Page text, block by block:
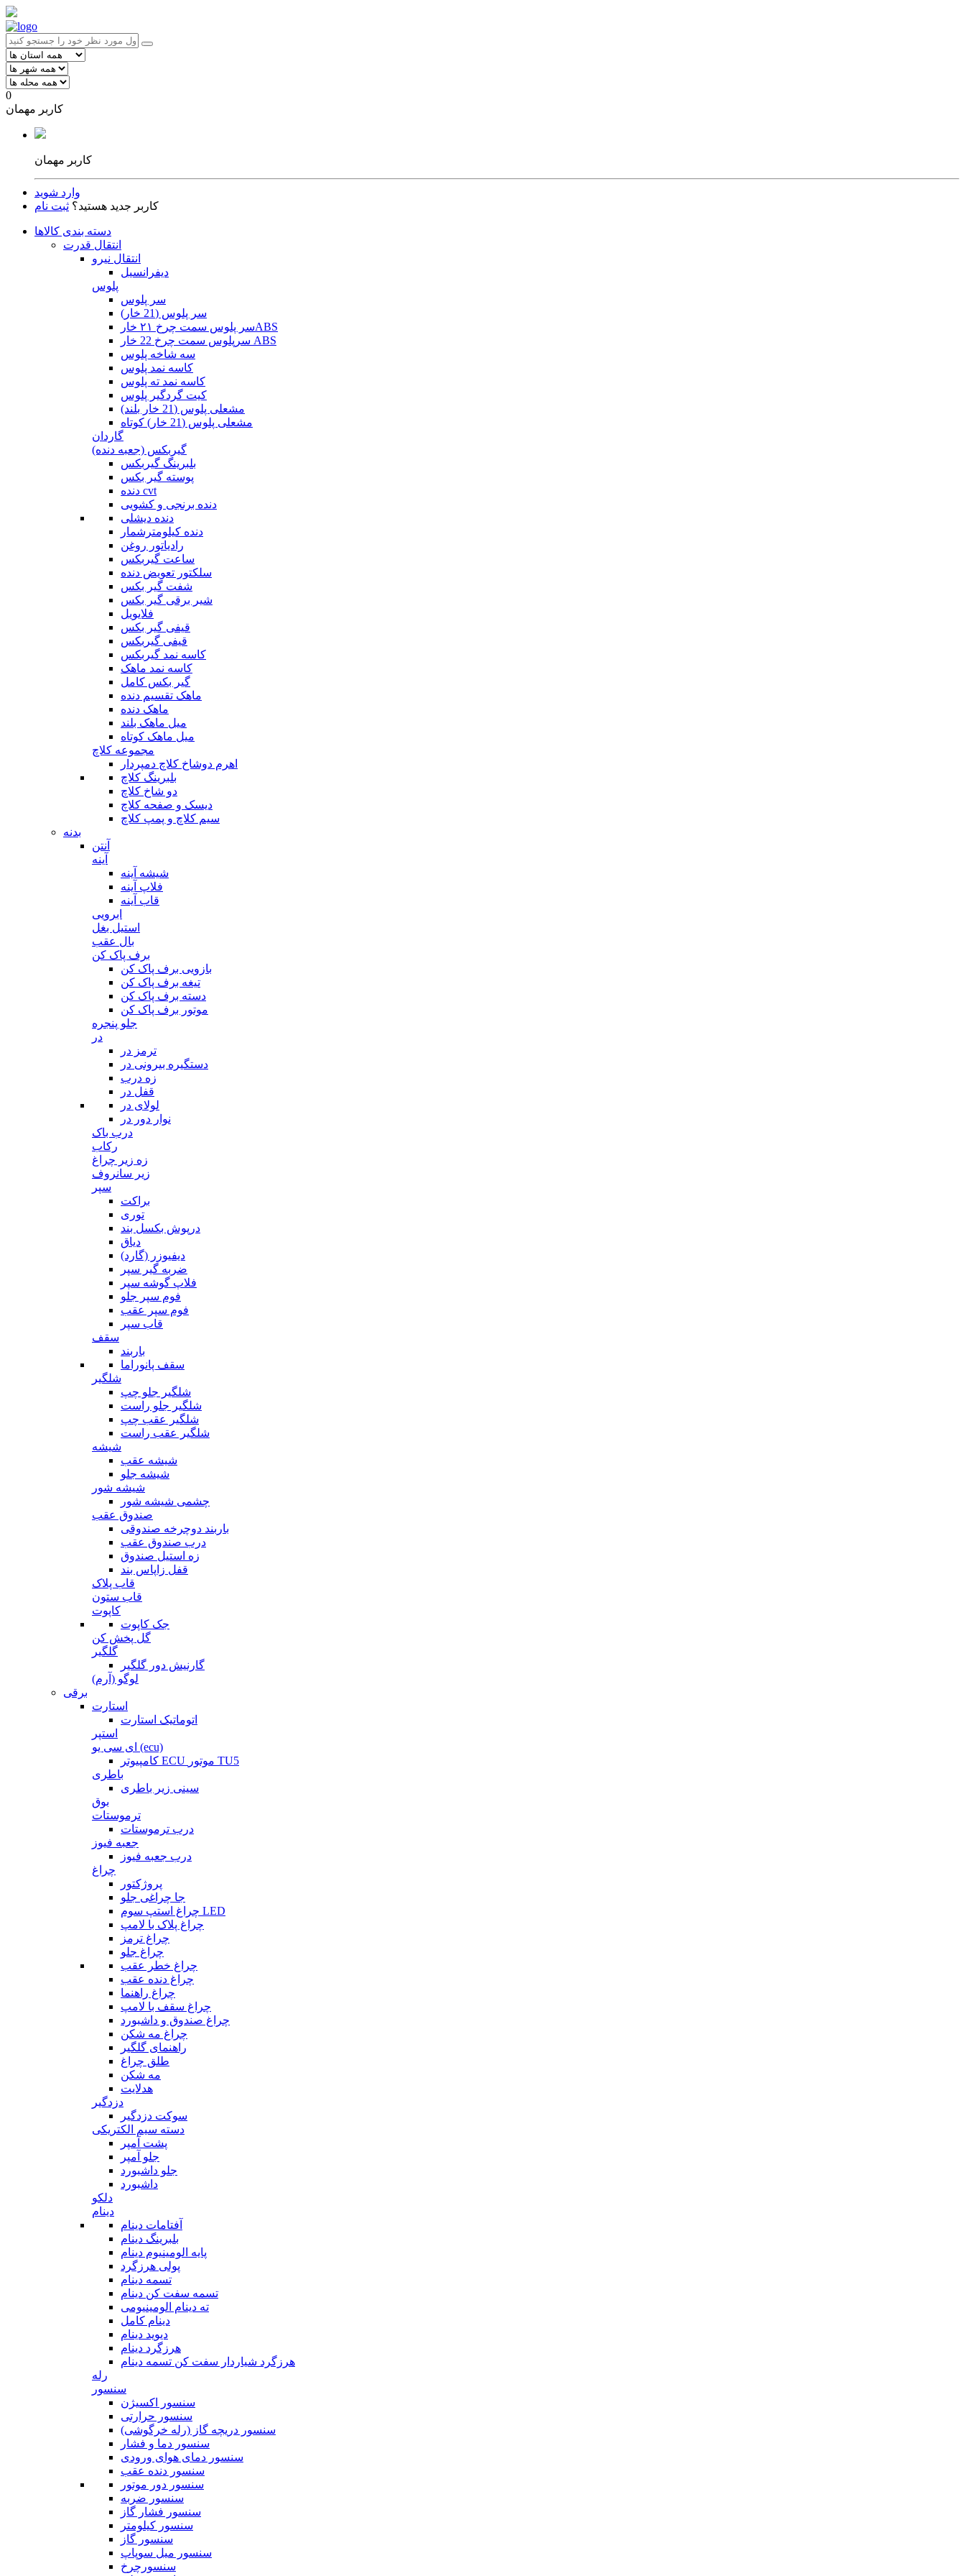
0
کاربر مهمان
کاربر مهمان
وارد شوید
کاربر جدید هستید؟ ثبت نام
دسته بندی کالاها
انتقال قدرت
انتقال نیرو
دیفرانسیل
پلوس
سر پلوس
سر پلوس (21 خار)
سر پلوس سمت چرخ ۲۱ خارABS
سرپلوس سمت چرخ 22 خار ABS
سه شاخه پلوس
کاسه نمد پلوس
کاسه نمد ته پلوس
کیت گردگیر پلوس
مشعلی پلوس (21 خار بلند)
مشعلی پلوس (21 خار) کوتاه
گاردان
گیربکس (جعبه دنده)
بلبرینگ گیربکس
پوسته گیر بکس
دنده cvt
دنده برنجی و کشویی
دنده دیشلی
دنده کیلومترشمار
رادیاتور روغن
ساعت گیربکس
سلکتور تعویض دنده
شفت گیر بکس
شیر برقی گیر بکس
فلایویل
قیفی گیر بکس
قیفی گیربکس
کاسه نمد گیربکس
کاسه نمد ماهک
گیر بکس کامل
ماهک تقسیم دنده
ماهک دنده
میل ماهک بلند
میل ماهک کوتاه
مجموعه کلاچ
اهرم دوشاخ کلاچ دمپردار
بلبرینگ کلاچ
دو شاخ کلاچ
دیسک و صفحه کلاچ
سیم کلاچ و پمپ کلاچ
بدنه
آنتن
آینه
شیشه آینه
فلاپ آینه
قاب آینه
ابرویی
استیل بغل
بال عقب
برف پاک کن
بازویی برف پاک کن
تیغه برف پاک کن
دسته برف پاک کن
موتور برف پاک کن
جلو پنجره
در
ترمز در
دستگیره بیرونی در
زه درب
قفل در
لولای در
نوار دور در
درب باک
رکاب
زه زیر چراغ
زیر سانروف
سپر
براکت
توری
درپوش بکسل بند
دیاق
دیفیوزر (گارد)
ضربه گیر سپر
فلاپ گوشه سپر
فوم سپر جلو
فوم سپر عقب
قاب سپر
سقف
باربند
سقف پانوراما
شلگیر
شلگیر جلو چپ
شلگیر جلو راست
شلگیر عقب چپ
شلگیر عقب راست
شیشه
شیشه عقب
شیشه جلو
شیشه شور
چشمی شیشه شور
صندوق عقب
باربند دوچرخه صندوقی
درب صندوق عقب
زه استیل صندوق
قفل زاپاس بند
قاب پلاک
قاب ستون
کاپوت
جک کاپوت
گل پخش کن
گلگیر
گارنیش دور گلگیر
لوگو (آرم)
برقی
استارت
اتوماتیک استارت
استپر
ای سی یو (ecu)
کامپیوتر ECU موتور TU5
باطری
سینی زیر باطری
بوق
ترموستات
درب ترموستات
جعبه فیوز
درب جعبه فیوز
چراغ
پروژکتور
جا چراغی جلو
چراغ استپ سوم LED
چراغ پلاک با لامپ
چراغ ترمز
چراغ جلو
چراغ خطر عقب
چراغ دنده عقب
چراغ راهنما
چراغ سقف با لامپ
چراغ صندوق و داشبورد
چراغ مه شکن
راهنمای گلگیر
طلق چراغ
مه شکن
هدلایت
دزدگیر
سوکت دزدگیر
دسته سیم الکتریکی
پشت آمپر
جلو آمپر
جلو داشبورد
داشبورد
دلکو
دینام
آفتامات دینام
بلبرینگ دینام
پایه الومینیوم دینام
پولی هرزگرد
تسمه دینام
تسمه سفت کن دینام
ته دینام الومینیومی
دینام کامل
دیوید دینام
هرزگرد دینام
هرزگرد شیاردار سفت کن تسمه دینام
رله
سنسور
سنسور اکسیژن
سنسور حرارتی
سنسور دریچه گاز (رله خرگوشی)
سنسور دما و فشار
سنسور دمای هوای ورودی
سنسور دنده عقب
سنسور دور موتور
سنسور ضربه
سنسور فشار گاز
سنسور کیلومتر
سنسور گاز
سنسور میل سوپاپ
سنسورچرخ